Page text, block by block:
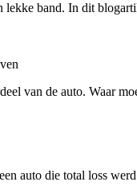
lekke band. In dit
van de auto. Waar
auto die total loss